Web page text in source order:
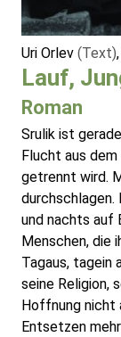
Uri Orlev (Text)
Lauf,
Roman
Srulik ist
Flucht aus
getrennt wird.
und nachts auf
Menschen, die
Tagaus, tagein
seine Religion,
Hoffnung nicht
Entsetzen